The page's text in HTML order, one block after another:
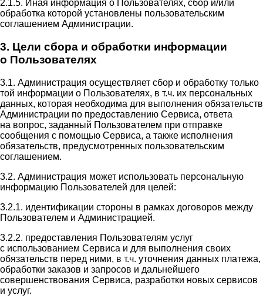
2.1.5. Иная информация о Пользователях, сбор и/или
обработка которой установлены пользовательским
соглашением Администрации.
3. Цели сбора и обработки информации
о Пользователях
3.1. Администрация осуществляет сбор и обработку только
той информации о Пользователях, в т.ч. их персональных
данных, которая необходима для выполнения обязательств
Администрации по предоставлению Сервиса, ответа
на вопрос, заданный Пользователем при отправке
сообщения с помощью Сервиса, а также исполнения
обязательств, предусмотренных пользовательским
соглашением.
3.2. Администрация может использовать персональную
информацию Пользователей для целей:
3.2.1. идентификации стороны в рамках договоров между
Пользователем и Администрацией.
3.2.2. предоставления Пользователям услуг
с использованием Сервиса и для выполнения своих
обязательств перед ними, в т.ч. уточнения данных платежа,
обработки заказов и запросов и дальнейшего
совершенствования Сервиса, разработки новых сервисов
и услуг.